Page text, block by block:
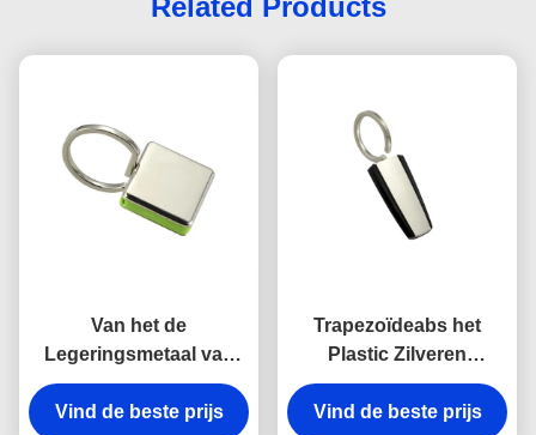
Related Products
Van het de
Legeringsmetaal van
het haakzink van de de
kettingshouder Zeer
Vind de beste prijs
Trapezoïdeabs het
Plastic Zilveren
Galvaniseren van
Keychains van de
Vind de beste prijs